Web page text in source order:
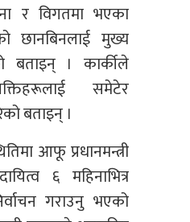
र विगतमा भएका
छानबिनलाई मुख्य
बताइन् । कार्कीले
समेटेर
बताइन् ।
आफू प्रधानमन्त्री
६ महिनाभित्र
गराउनु भएको